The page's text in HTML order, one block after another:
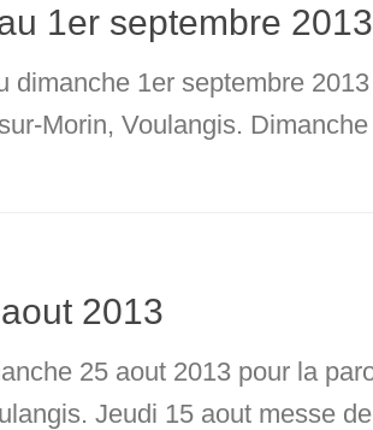
1er septembre 2013
dimanche 1er septembre
Morin, Voulangis.
2013
25 aout 2013 pour la
Jeudi 15 aout messe de